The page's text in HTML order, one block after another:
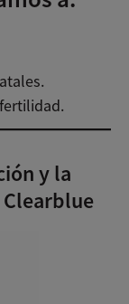
y la